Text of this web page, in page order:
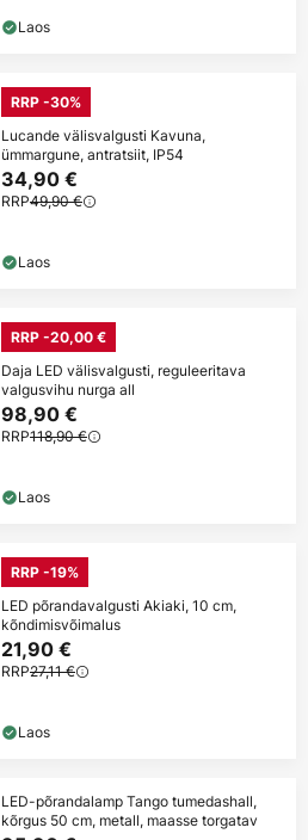
Laos
RRP -30%
Lucande välisvalgusti Kavuna,
ümmargune, antratsiit, IP54
34,90 €
RRP49,90 €
Laos
RRP -20,00 €
Daja LED välisvalgusti, reguleeritava
valgusvihu nurga all
98,90 €
RRP118,90 €
Laos
RRP -19%
LED põrandavalgusti Akiaki, 10 cm,
kõndimisvõimalus
21,90 €
RRP27,11 €
Laos
LED-põrandalamp Tango tumedashall,
kõrgus 50 cm, metall, maasse torgatav